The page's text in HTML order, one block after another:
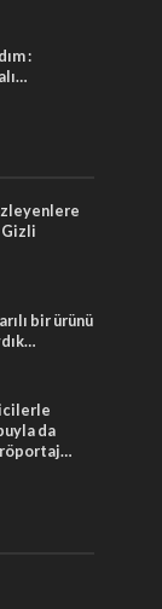
:
Gizli
bir ürünü
da
röportaj…